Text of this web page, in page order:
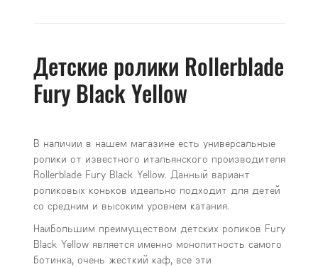
Детские ролики Rollerblade
Fury Black Yellow
В наличии в нашем магазине есть универсальные
ролики от известного итальянского производителя
Rollerblade Fury Black Yellow. Данный вариант
роликовых коньков идеально подходит для детей
со средним и высоким уровнем катания.
Наибольшим преимуществом детских роликов Fury
Black Yellow является именно монолитность самого
ботинка, очень жесткий каф, все эти